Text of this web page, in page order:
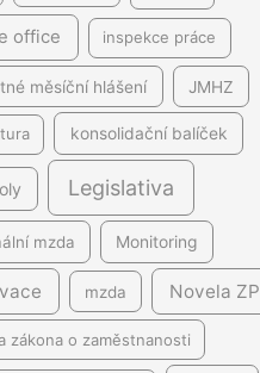
office inspekce práce
měsíční hlášení JMHZ
konsolidační balíček
Legislativa
mzda Monitoring
mzda Novela ZP
zákona o zaměstnanosti